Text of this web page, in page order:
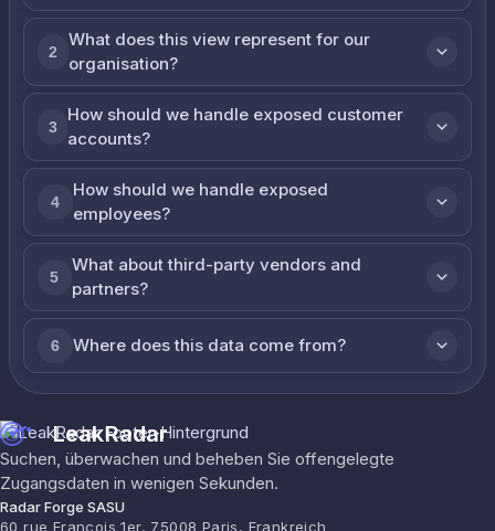
2
What does this view represent for our
organisation?
3
How should we handle exposed customer
accounts?
4
How should we handle exposed
employees?
5
What about third-party vendors and
partners?
6 Where does this data come from?
LeakRadar
Suchen, überwachen und beheben Sie offengelegte
Zugangsdaten in wenigen Sekunden.
Radar Forge SASU
60 rue François 1er, 75008 Paris, Frankreich